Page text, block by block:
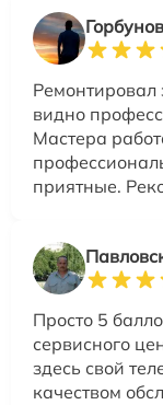
Ремонтировал
видно
Мастера
приятные.
Просто 5
сервисного
здесь свой
качеством